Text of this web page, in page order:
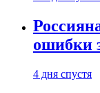
ошибки
4 дня спустя